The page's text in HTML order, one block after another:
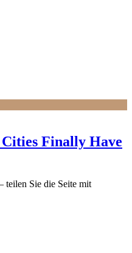
Finally Have
teilen Sie die Seite mit